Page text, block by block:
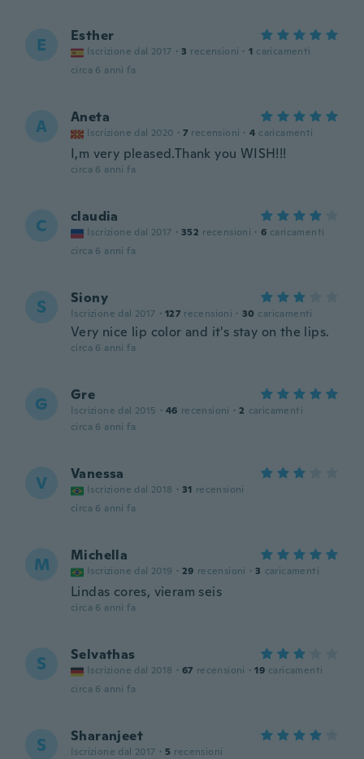
E Esther
Iscrizione dal 2017 · 3 recensioni · 1 caricamenti
circa 6 anni fa
A Aneta
Iscrizione dal 2020 · 7 recensioni · 4 caricamenti
I,m very pleased.Thank you WISH!!!
circa 6 anni fa
C claudia
Iscrizione dal 2017 · 352 recensioni · 6 caricamenti
circa 6 anni fa
S Siony
Iscrizione dal 2017 · 127 recensioni · 30 caricamenti
Very nice lip color and it's stay on the lips.
circa 6 anni fa
G Gre
Iscrizione dal 2015 · 46 recensioni · 2 caricamenti
circa 6 anni fa
V Vanessa
Iscrizione dal 2018 · 31 recensioni
circa 6 anni fa
M Michella
Iscrizione dal 2019 · 29 recensioni · 3 caricamenti
Lindas cores, vieram seis
circa 6 anni fa
S Selvathas
Iscrizione dal 2018 · 67 recensioni · 19 caricamenti
circa 6 anni fa
S Sharanjeet
Iscrizione dal 2017 · 5 recensioni